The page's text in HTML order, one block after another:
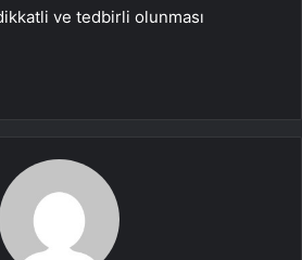
ve tedbirli olunması